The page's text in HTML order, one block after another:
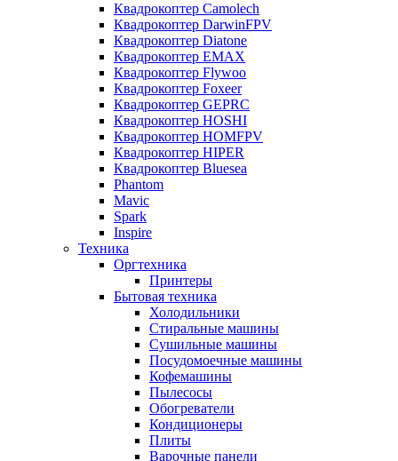
Квадрокоптер Camolech
Квадрокоптер DarwinFPV
Квадрокоптер Diatone
Квадрокоптер EMAX
Квадрокоптер Flywoo
Квадрокоптер Foxeer
Квадрокоптер GEPRC
Квадрокоптер HOSHI
Квадрокоптер HOMFPV
Квадрокоптер HIPER
Квадрокоптер Bluesea
Phantom
Mavic
Spark
Inspire
Техника
Оргтехника
Принтеры
Бытовая техника
Холодильники
Стиральные машины
Сушильные машины
Посудомоечные машины
Кофемашины
Пылесосы
Обогреватели
Кондиционеры
Плиты
Варочные панели